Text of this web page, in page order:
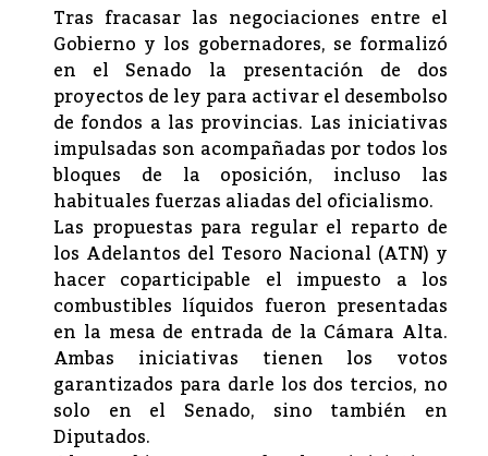
Tras fracasar las negociaciones entre el
Gobierno y los gobernadores, se formalizó
en el Senado la presentación de dos
proyectos de ley para activar el desembolso
de fondos a las provincias. Las iniciativas
impulsadas son acompañadas por todos los
bloques de la oposición, incluso las
habituales fuerzas aliadas del oficialismo.
Las propuestas para regular el reparto de
los Adelantos del Tesoro Nacional (ATN) y
hacer coparticipable el impuesto a los
combustibles líquidos fueron presentadas
en la mesa de entrada de la Cámara Alta.
Ambas iniciativas tienen los votos
garantizados para darle los dos tercios, no
solo en el Senado, sino también en
Diputados.